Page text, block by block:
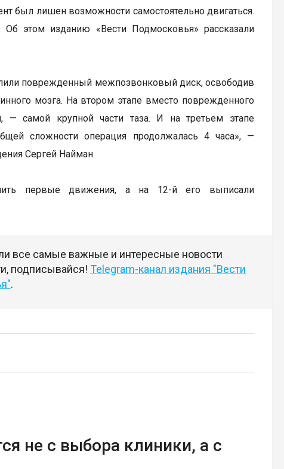
был лишен возможности самостоятельно двигаться.
этом изданию «Вести Подмосковья» рассказали
поврежденный межпозвонковый диск, освободив
мозга. На втором этапе вместо поврежденного
— самой крупной части таза. И на третьем этапе
сложности операция продолжалась 4 часа», —
Сергей Найман.
первые движения, а на 12-й его выписали
все самые важные и интересные новости
подписывайся! Telegram-канал издания "Вести
.
не с выбора клиники, а с